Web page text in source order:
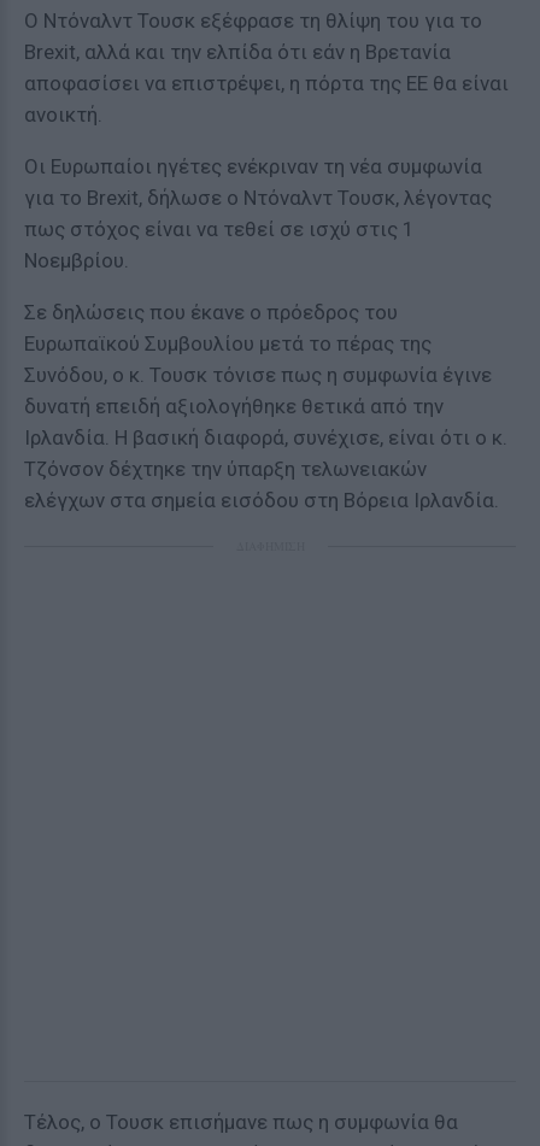
Ο Ντόναλντ Τουσκ εξέφρασε τη θλίψη του για το
Brexit, αλλά και την ελπίδα ότι εάν η Βρετανία
αποφασίσει να επιστρέψει, η πόρτα της ΕΕ θα είναι
ανοικτή.
Οι Ευρωπαίοι ηγέτες ενέκριναν τη νέα συμφωνία
για το Brexit, δήλωσε ο Ντόναλντ Τουσκ, λέγοντας
πως στόχος είναι να τεθεί σε ισχύ στις 1
Νοεμβρίου.
Σε δηλώσεις που έκανε ο πρόεδρος του
Ευρωπαϊκού Συμβουλίου μετά το πέρας της
Συνόδου, ο κ. Τουσκ τόνισε πως η συμφωνία έγινε
δυνατή επειδή αξιολογήθηκε θετικά από την
Ιρλανδία. Η βασική διαφορά, συνέχισε, είναι ότι ο κ.
Τζόνσον δέχτηκε την ύπαρξη τελωνειακών
ελέγχων στα σημεία εισόδου στη Βόρεια Ιρλανδία.
Τέλος, ο Τουσκ επισήμανε πως η συμφωνία θα